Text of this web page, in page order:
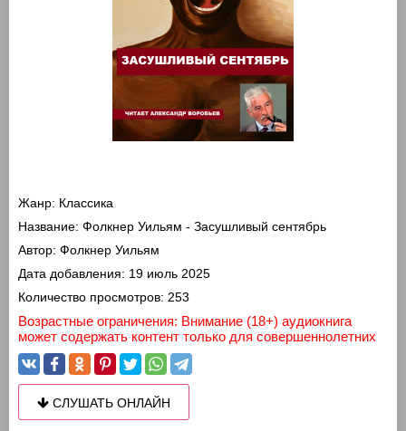
Жанр: Классика
Название: Фолкнер Уильям - Засушливый сентябрь
Автор: Фолкнер Уильям
Дата добавления: 19 июль 2025
Количество просмотров: 253
Возрастные ограничения: Внимание (18+) аудиокнига
может содержать контент только для совершеннолетних
СЛУШАТЬ ОНЛАЙН